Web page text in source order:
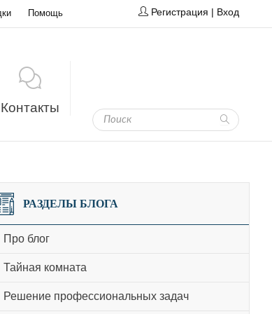
Помощь Регистрация | Вход
Контакты
РАЗДЕЛЫ БЛОГА
Про блог
Тайная комната
Решение профессиональных задач